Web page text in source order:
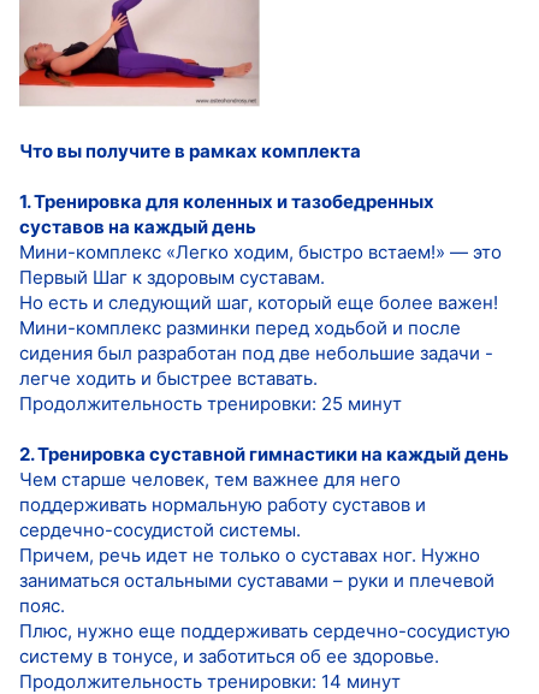
Что вы получите в рамках комплекта
1. Тренировка для коленных и тазобедренных
суставов на каждый день
Мини-комплекс «Легко ходим, быстро встаем!» — это
Первый Шаг к здоровым суставам.
Но есть и следующий шаг, который еще более важен!
Мини-комплекс разминки перед ходьбой и после
сидения был разработан под две небольшие задачи -
легче ходить и быстрее вставать.
Продолжительность тренировки: 25 минут
2. Тренировка суставной гимнастики на каждый день
Чем старше человек, тем важнее для него
поддерживать нормальную работу суставов и
сердечно-сосудистой системы.
Причем, речь идет не только о суставах ног. Нужно
заниматься остальными суставами – руки и плечевой
пояс.
Плюс, нужно еще поддерживать сердечно-сосудистую
систему в тонусе, и заботиться об ее здоровье.
Продолжительность тренировки: 14 минут